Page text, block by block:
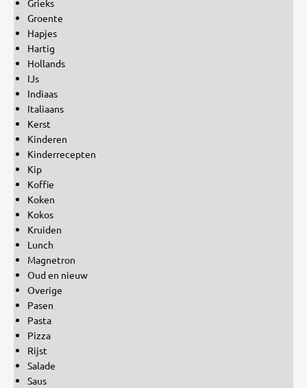
Grieks
Groente
Hapjes
Hartig
Hollands
IJs
Indiaas
Italiaans
Kerst
Kinderen
Kinderrecepten
Kip
Koffie
Koken
Kokos
Kruiden
Lunch
Magnetron
Oud en nieuw
Overige
Pasen
Pasta
Pizza
Rijst
Salade
Saus